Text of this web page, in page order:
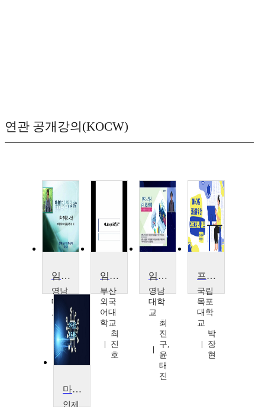
연관 공개강의(KOCW)
임베디드시스템 및 실습
영남
대학
교
최
규
상
임베디드시스템설계
부산
외국
어대
학교
최
진
호
임베디드시스템내 장치간 통신 프로토콜
영남
대학
교
최
진
구,
윤
태
진
프로그래밍개론
국립
목포
대학
교
박
장
현
마이크로프로세서
인제